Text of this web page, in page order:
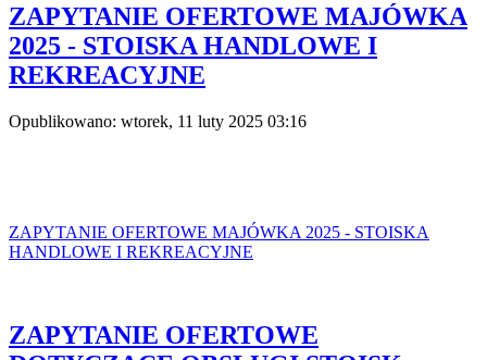
ZAPYTANIE OFERTOWE MAJÓWKA
2025 - STOISKA HANDLOWE I
REKREACYJNE
Opublikowano: wtorek, 11 luty 2025 03:16
ZAPYTANIE OFERTOWE MAJÓWKA 2025 - STOISKA
HANDLOWE I REKREACYJNE
ZAPYTANIE OFERTOWE